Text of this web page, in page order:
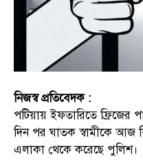
নিজস্ব প্রতিবেদক :
পটিয়ায় ইফতারিতে ফ্রিজের
দিন পর ঘাতক স্বামীকে আজ
এলাকা থেকে করেছে পুলিশ।